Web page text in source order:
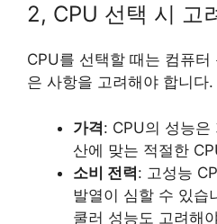
2, CPU 선택 시 고
CPU를 선택할 때는 컴퓨
은 사항을 고려해야 합니다.
가격: CPU의 성능은
산에 맞는 적절한
소비 전력: 고성능
발열이 심할 수 있습
쿨러 성능도 고려해